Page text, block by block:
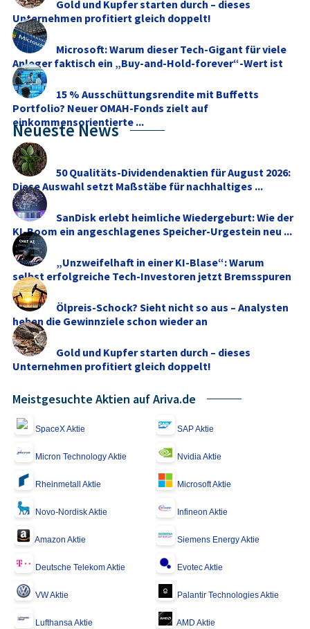
Gold und Kupfer starten durch – dieses
Unternehmen profitiert gleich doppelt!
Microsoft: Warum dieser Tech-Gigant für viele
Anleger faktisch ein „Buy-and-Hold-forever“-Wert ist
15 % Ausschüttungsrendite mit Buffetts
Portfolio? Neuer OMAH-Fonds zielt auf
einkommensorientierte ...
Neueste News
50 Qualitäts-Dividendenaktien für August 2026:
Diese Auswahl setzt Maßstäbe für nachhaltiges ...
SanDisk erlebt heimliche Wiedergeburt: Wie der
KI-Boom ein angeschlagenes Speicher-Urgestein neu ...
„Unzweifelhaft in einer KI-Blase“: Warum
selbst erfolgreiche Tech-Investoren jetzt Bremsspuren
...
Ölpreis-Schock? Sieht nicht so aus – Analysten
heben die Gewinnziele schon wieder an
Gold und Kupfer starten durch – dieses
Unternehmen profitiert gleich doppelt!
Meistgesuchte Aktien auf Ariva.de
SpaceX Aktie SAP Aktie
Micron Technology Aktie Nvidia Aktie
Rheinmetall Aktie Microsoft Aktie
Novo-Nordisk Aktie Infineon Aktie
Amazon Aktie Siemens Energy Aktie
Deutsche Telekom Aktie Evotec Aktie
VW Aktie Palantir Technologies Aktie
Lufthansa Aktie AMD Aktie